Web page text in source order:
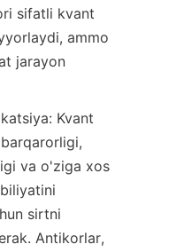
sifatli kvant
ammo
jarayon
Kvant
va o'ziga xos
sirtni
Antikorlar,